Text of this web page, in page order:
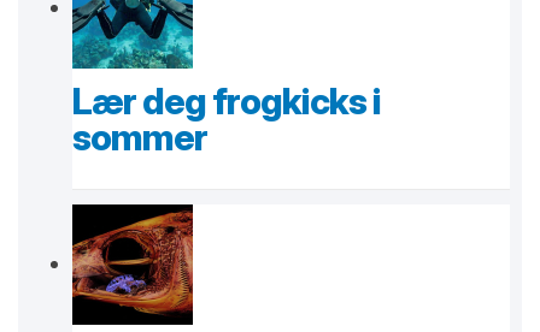
Lær deg frogkicks i
sommer